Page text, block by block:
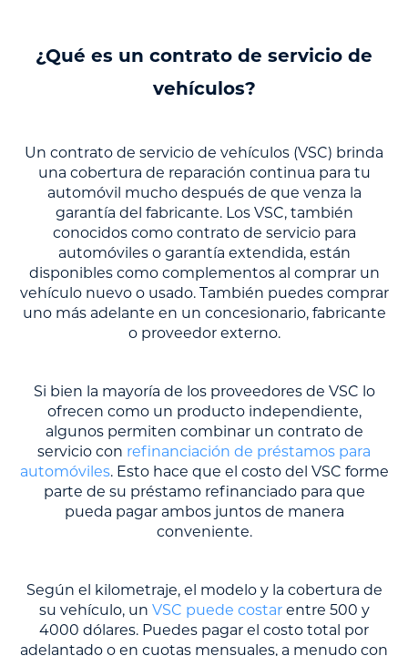
¿Qué es un contrato de servicio de
vehículos?
Un contrato de servicio de vehículos (VSC) brinda
una cobertura de reparación continua para tu
automóvil mucho después de que venza la
garantía del fabricante. Los VSC, también
conocidos como contrato de servicio para
automóviles o garantía extendida, están
disponibles como complementos al comprar un
vehículo nuevo o usado. También puedes comprar
uno más adelante en un concesionario, fabricante
o proveedor externo.
Si bien la mayoría de los proveedores de VSC lo
ofrecen como un producto independiente,
algunos permiten combinar un contrato de
servicio con refinanciación de préstamos para
automóviles. Esto hace que el costo del VSC forme
parte de su préstamo refinanciado para que
pueda pagar ambos juntos de manera
conveniente.
Según el kilometraje, el modelo y la cobertura de
su vehículo, un VSC puede costarentre 500 y
4000 dólares. Puedes pagar el costo total por
adelantado o en cuotas mensuales, a menudo con